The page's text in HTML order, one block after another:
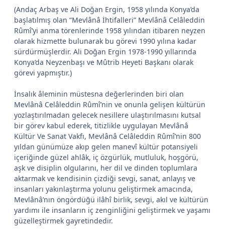
(Andaç Arbaş ve Ali Doğan Ergin, 1958 yılında Konya’da
başlatılmış olan “Mevlânâ İhtifalleri” Mevlânâ Celâleddin
Rûmî’yi anma törenlerinde 1958 yılından itibaren neyzen
olarak hizmette bulunarak bu görevi 1990 yılına kadar
sürdürmüşlerdir. Ali Doğan Ergin 1978-1990 yıllarında
Konya’da Neyzenbaşı ve Mûtrib Heyeti Başkanı olarak
görevi yapmıştır.)
İnsalık âleminin müstesna değerlerinden biri olan
Mevlânâ Celâleddin Rûmî’nin ve onunla gelişen kültürün
yozlaştırılmadan gelecek nesillere ulaştırılmasını kutsal
bir görev kabul ederek, titizlikle uygulayan Mevlânâ
Kültür Ve Sanat Vakfı, Mevlânâ Celâleddin Rûmî’nin 800
yıldan günümüze akıp gelen manevî kültür potansiyeli
içeriğinde güzel ahlâk, iç özgürlük, mutluluk, hoşgörü,
aşk ve disiplin olgularını, her dil ve dinden toplumlara
aktarmak ve kendisinin çizdiği sevgi, sanat, anlayış ve
insanları yakınlaştırma yolunu geliştirmek amacında,
Mevlânâ’nın öngördüğü ilâhî birlik, sevgi, akıl ve kültürün
yardımı ile insanların iç zenginliğini geliştirmek ve yaşamı
güzelleştirmek gayretindedir.